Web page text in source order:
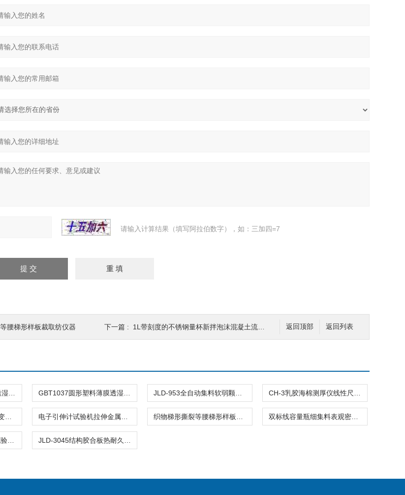
请输入计算结果（填写阿拉伯数字），如：三加四=7
返回列表
返回顶部
腰梯形样板裁取纺仪器 下一篇 : 1L带刻度的不锈钢量杯新拌泡沫混凝土流动度